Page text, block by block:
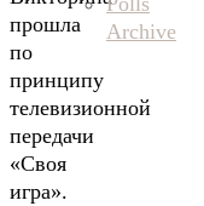
прошла
по
принципу
телевизионной
передачи
«Своя
игра».
Archive